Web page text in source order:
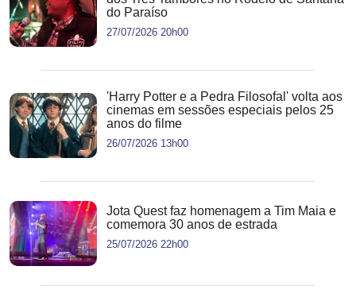
do Paraíso
27/07/2026 20h00
'Harry Potter e a Pedra Filosofal' volta aos
cinemas em sessões especiais pelos 25
anos do filme
26/07/2026 13h00
Jota Quest faz homenagem a Tim Maia e
comemora 30 anos de estrada
25/07/2026 22h00